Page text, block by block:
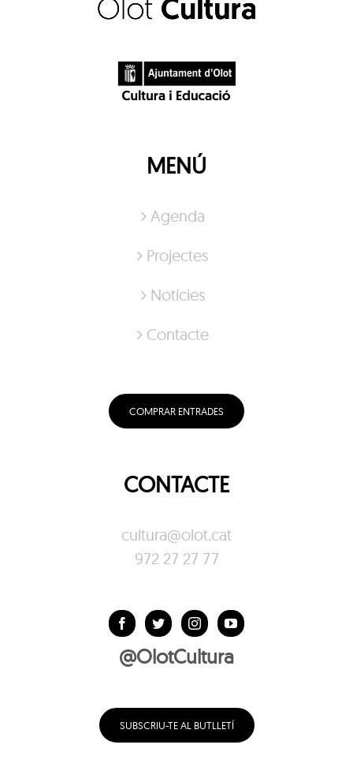
MENÚ
Agenda
Projectes
Notícies
Contacte
COMPRAR ENTRADES
CONTACTE
cultura@olot.cat
972 27 27 77
@OlotCultura
SUBSCRIU-TE AL BUTLLETÍ